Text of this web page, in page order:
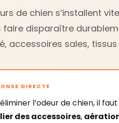
de chien s’installent
faire disparaître
accessoires sales,
DIRECTE
l’odeur de chien, il
des accessoires,